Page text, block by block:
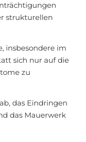
strukturellen
insbesondere im
sich nur auf die
zu
das Eindringen
das Mauerwerk